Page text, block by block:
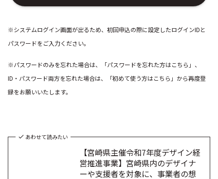
※システムログイン画面が出るため、初回申込の際に設定したログインIDと
パスワードをご入力ください。
※パスワードのみを忘れた場合は、「パスワードを忘れた方はこちら」、
ID・パスワード両方を忘れた場合は、「初めて使う方はこちら」から再度登
録をお願いいたします。
あわせて読みたい
【宮崎県主催令和7年度デザイン経
営推進事業】宮崎県内のデザイナ
ーや支援者を対象に、事業者の想